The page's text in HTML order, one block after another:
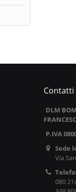
Contatti
DLM
P.IVA
Sede
Via
080